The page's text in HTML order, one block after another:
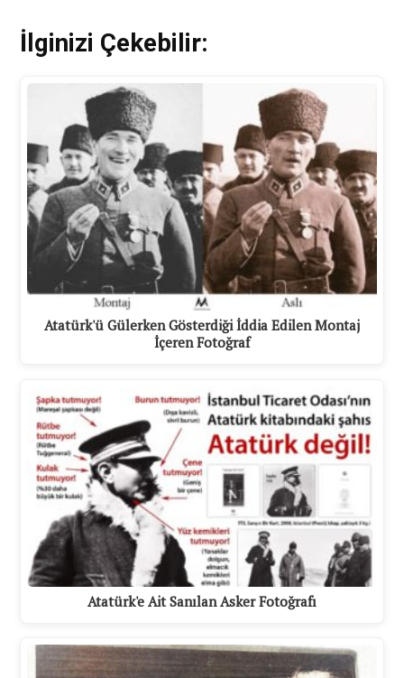
İlginizi Çekebilir:
Atatürk'ü Gülerken Gösterdiği İddia Edilen Montaj
İçeren Fotoğraf
Atatürk'e Ait Sanılan Asker Fotoğrafı